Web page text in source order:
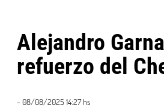
Alejandro
refuerzo del
- 08/08/2025 14:27 hs